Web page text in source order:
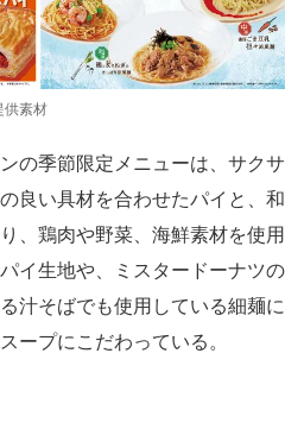
供素材
の季節限定メニューは、サクサ
良い具材を合わせたパイと、和
、鶏肉や野菜、海鮮素材を使用
イ生地や、ミスタードーナツの
汁そばでも使用している細麺に
ープにこだわっている。